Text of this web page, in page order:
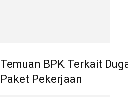
Temuan BPK Terkait
Paket Pekerjaan